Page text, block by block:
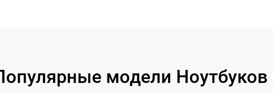
модели Ноутбуков